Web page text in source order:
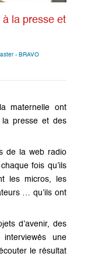
à la presse et
- BRAVO
maternelle ont
la presse et des
de la web radio
fois qu’ils
les micros, les
… qu’ils ont
d’avenir, des
une
le résultat